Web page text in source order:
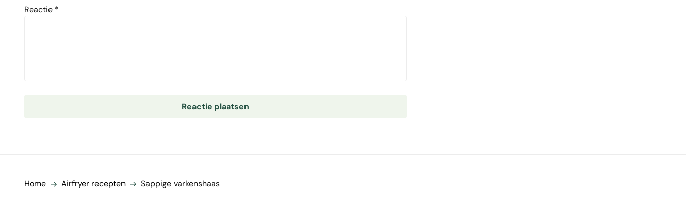
Reactie *
Home Airfryer recepten Sappige varkenshaas